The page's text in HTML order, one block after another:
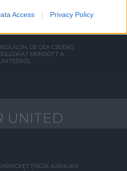
Access Privacy Policy
DE GEA CSODÁS
MONDOTT A
UNITED
FOGJA AJÁNLANI